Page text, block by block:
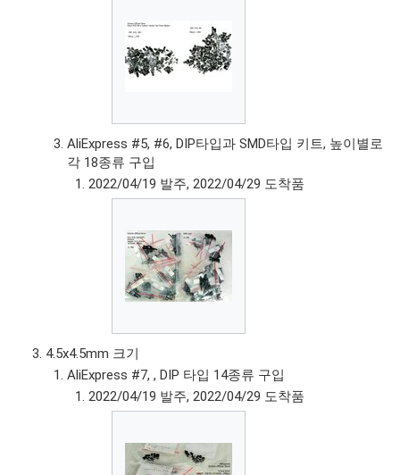
AliExpress #5, #6, DIP타입과 SMD타입 키트, 높이별로
각 18종류 구입
2022/04/19 발주, 2022/04/29 도착품
4.5x4.5mm 크기
AliExpress #7, , DIP 타입 14종류 구입
2022/04/19 발주, 2022/04/29 도착품